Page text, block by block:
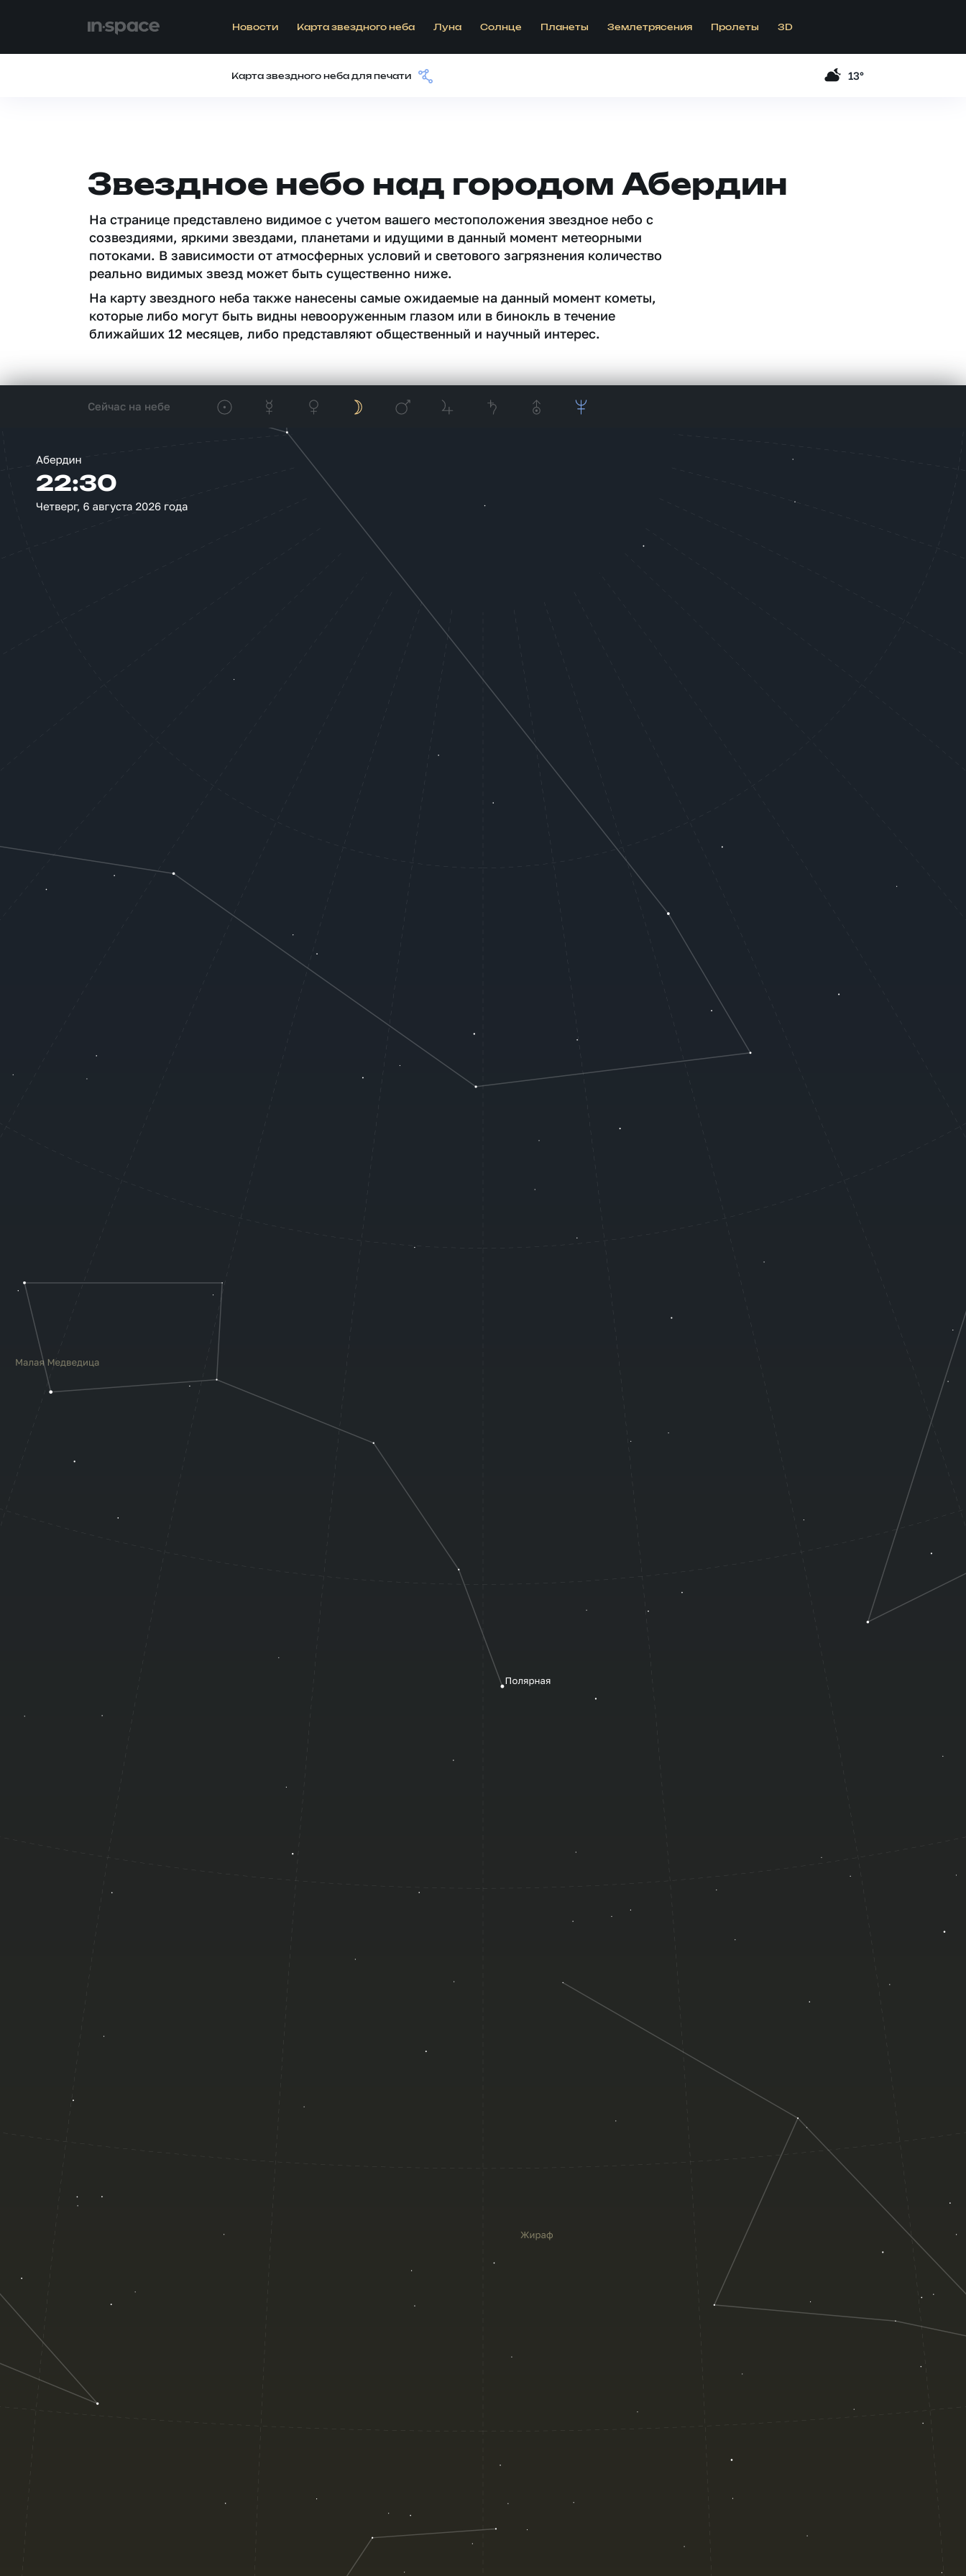
Новости Карта звездного неба Луна Солнце Планеты Землетрясения Пролеты 3D
Карта звездного неба для печати 13°
Звездное небо над городом Абердин
На странице представлено видимое c учетом вашего местоположения звездное небо c
созвездиями, яркими звездами, планетами и идущими в данный момент метеорными
потоками. В зависимости от атмосферных условий и светового загрязнения количество
реально видимых звезд может быть существенно ниже.
На карту звездного неба также нанесены самые ожидаемые на данный момент кометы,
которые либо могут быть видны невооруженным глазом или в бинокль в течение
ближайших 12 месяцев, либо представляют общественный и научный интерес.
Сейчас на небе